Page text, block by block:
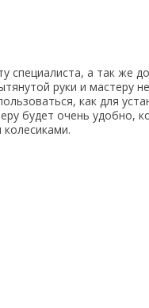
специалиста, а так же
руки и мастеру
как для
будет очень удобно,